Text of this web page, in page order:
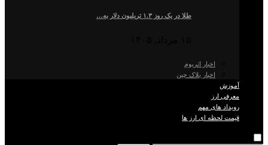
طلا در یک روز ۱.۳ تریلیون دلار به…
اخبار اتریوم
اخبار بلاک چین
آموزش
معرفی ارز
رویداد های مهم
قیمت لحظه ای ارز ها